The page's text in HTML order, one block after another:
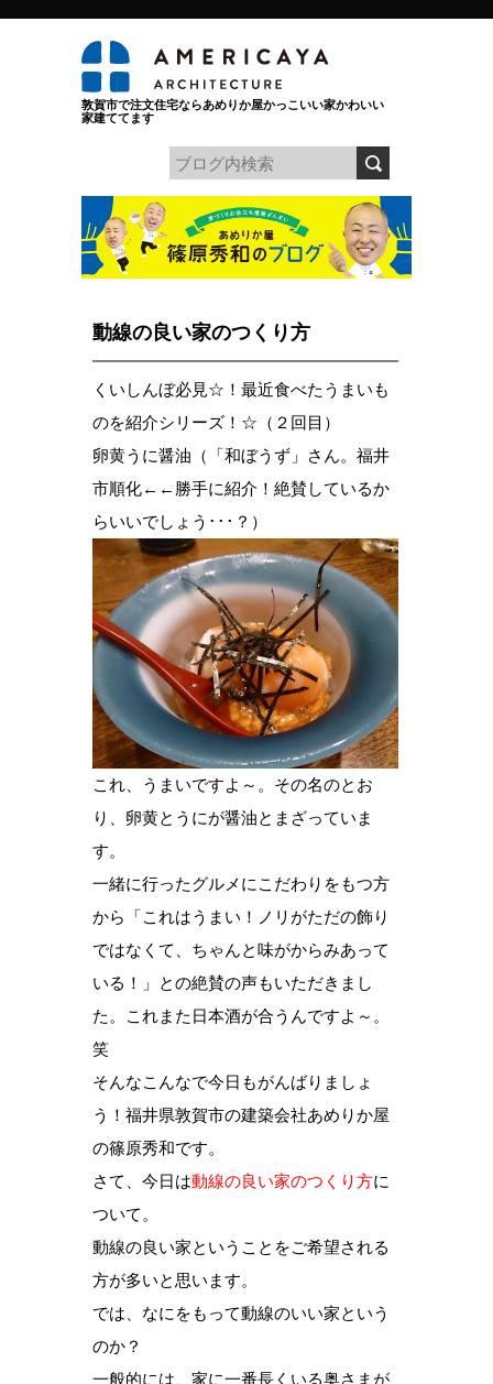
敦賀市で注文住宅ならあめりか屋かっこいい家かわいい
家建ててます
動線の良い家のつくり方
くいしんぼ必見☆！最近食べたうまいも
のを紹介シリーズ！☆（２回目）
卵黄うに醤油（「和ぼうず」さん。福井
市順化←←勝手に紹介！絶賛しているか
らいいでしょう･･･？）
これ、うまいですよ～。その名のとお
り、卵黄とうにが醤油とまざっていま
す。
一緒に行ったグルメにこだわりをもつ方
から「これはうまい！ノリがただの飾り
ではなくて、ちゃんと味がからみあって
いる！」との絶賛の声もいただきまし
た。これまた日本酒が合うんですよ～。
笑
そんなこんなで今日もがんばりましょ
う！福井県敦賀市の建築会社あめりか屋
の篠原秀和です。
さて、今日は動線の良い家のつくり方に
ついて。
動線の良い家ということをご希望される
方が多いと思います。
では、なにをもって動線のいい家という
のか？
一般的には、家に一番長くいる奥さまが